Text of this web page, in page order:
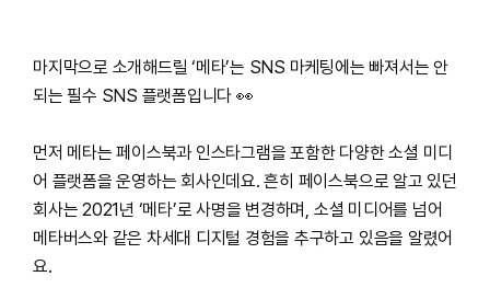
마지막으로 소개해드릴 ‘메타’는 SNS 마케팅에는 빠져서는 안
되는 필수 SNS 플랫폼입니다 👀
먼저 메타는 페이스북과 인스타그램을 포함한 다양한 소셜 미디
어 플랫폼을 운영하는 회사인데요. 흔히 페이스북으로 알고 있던
회사는 2021년 ‘메타’로 사명을 변경하며, 소셜 미디어를 넘어
메타버스와 같은 차세대 디지털 경험을 추구하고 있음을 알렸어
요.